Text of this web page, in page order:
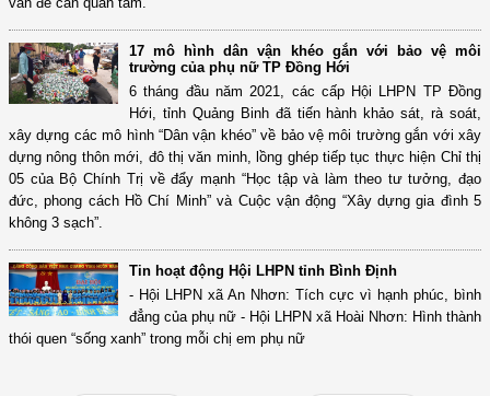
17 mô hình dân vận khéo gắn với bảo vệ môi
trường của phụ nữ TP Đồng Hới
6 tháng đầu năm 2021, các cấp Hội LHPN TP Đồng
Hới, tỉnh Quảng Binh đã tiến hành khảo sát, rà soát,
xây dựng các mô hình “Dân vận khéo” về bảo vệ môi trường gắn với xây
dựng nông thôn mới, đô thị văn minh, lồng ghép tiếp tục thực hiện Chỉ thị
05 của Bộ Chính Trị về đẩy mạnh “Học tập và làm theo tư tưởng, đạo
đức, phong cách Hồ Chí Minh” và Cuộc vận động “Xây dựng gia đình 5
không 3 sạch”.
Tin hoạt động Hội LHPN tỉnh Bình Định
- Hội LHPN xã An Nhơn: Tích cực vì hạnh phúc, bình
đẳng của phụ nữ - Hội LHPN xã Hoài Nhơn: Hình thành
thói quen “sống xanh” trong mỗi chị em phụ nữ